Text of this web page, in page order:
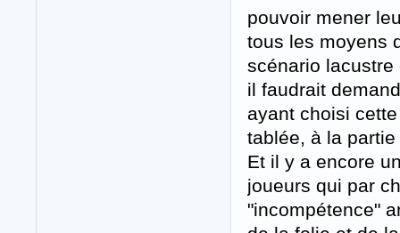
pouvoir mener
tous les moyens
scénario
il faudrait
ayant choisi
tablée, à la
Et il y a encore
joueurs qui par
"incompétence"